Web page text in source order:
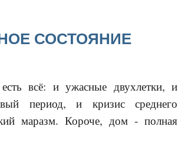
СОСТОЯНИЕ
всё: и ужасные двухлетки, и
период, и кризис среднего
маразм. Короче, дом - полная